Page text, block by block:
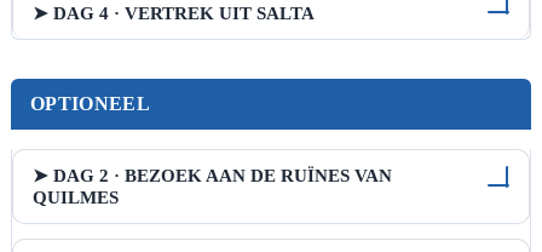
➤ DAG 4 · VERTREK UIT SALTA
OPTIONEEL
➤ DAG 2 · BEZOEK AAN DE RUÏNES VAN
QUILMES